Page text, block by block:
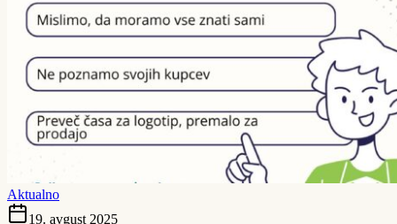
Aktualno
19. avgust 2025